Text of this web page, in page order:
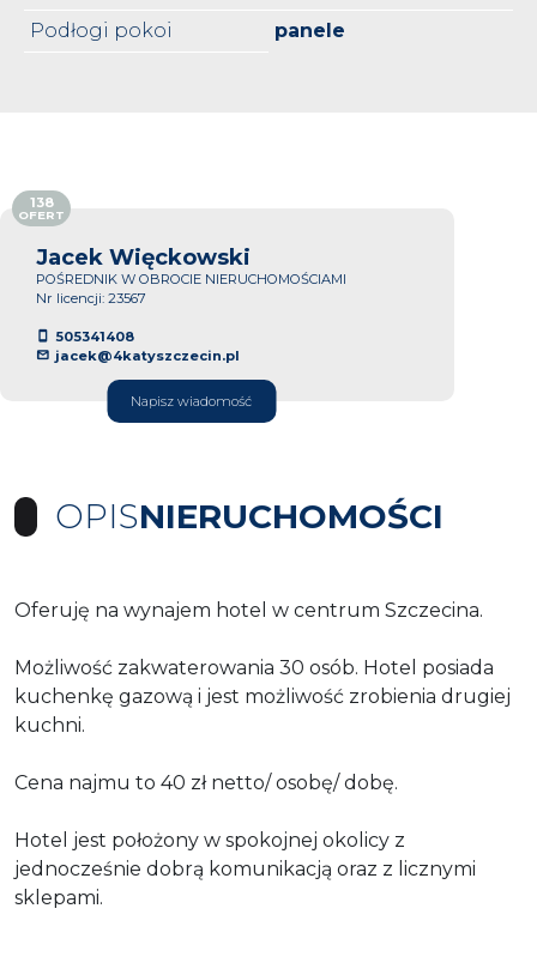
Podłogi pokoi panele
Jacek Więckowski
POŚREDNIK W OBROCIE NIERUCHOMOŚCIAMI
Nr licencji: 23567
505341408
jacek@4katyszczecin.pl
Napisz wiadomość
138
OFERT
OPISNIERUCHOMOŚCI
Oferuję na wynajem hotel w centrum Szczecina.
Możliwość zakwaterowania 30 osób. Hotel posiada
kuchenkę gazową i jest możliwość zrobienia drugiej
kuchni.
Cena najmu to 40 zł netto/ osobę/ dobę.
Hotel jest położony w spokojnej okolicy z
jednocześnie dobrą komunikacją oraz z licznymi
sklepami.